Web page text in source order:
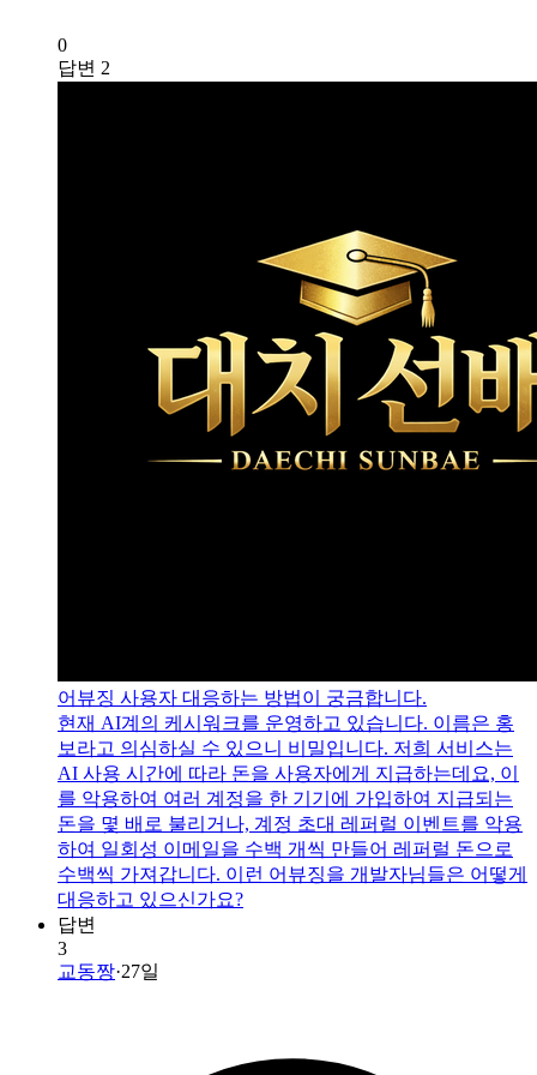
0
답변 2
어뷰징 사용자 대응하는 방법이 궁금합니다.
현재 AI계의 케시워크를 운영하고 있습니다. 이름은 홍
보라고 의심하실 수 있으니 비밀입니다. 저희 서비스는
AI 사용 시간에 따라 돈을 사용자에게 지급하는데요, 이
를 악용하여 여러 계정을 한 기기에 가입하여 지급되는
돈을 몇 배로 불리거나, 계정 초대 레퍼럴 이벤트를 악용
하여 일회성 이메일을 수백 개씩 만들어 레퍼럴 돈으로
수백씩 가져갑니다. 이런 어뷰징을 개발자님들은 어떻게
대응하고 있으신가요?
답변
3
교동짱·27일